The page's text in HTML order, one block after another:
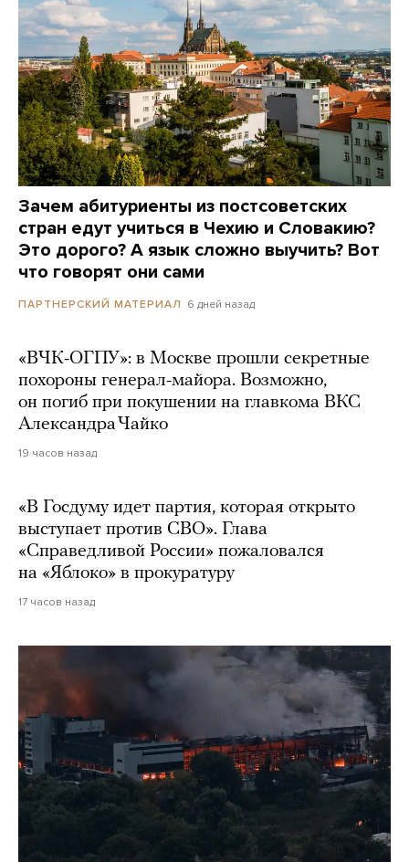
Зачем абитуриенты из постсоветских
стран едут учиться в Чехию и Словакию?
Это дорого? А язык сложно выучить? Вот
что говорят они сами
ПАРТНЕРСКИЙ МАТЕРИАЛ 6 дней назад
«ВЧК-ОГПУ»: в Москве прошли секретные
похороны генерал-майора. Возможно,
он погиб при покушении на главкома ВКС
Александра Чайко
19 часов назад
«В Госдуму идет партия, которая открыто
выступает против СВО». Глава
«Справедливой России» пожаловался
на «Яблоко» в прокуратуру
17 часов назад